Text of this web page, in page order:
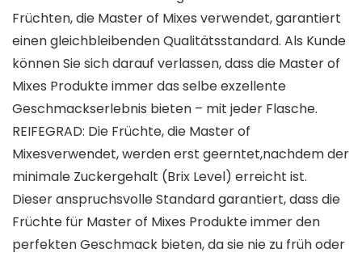
Früchten, die Master of Mixes verwendet, garantiert
einen gleichbleibenden Qualitätsstandard. Als Kunde
können Sie sich darauf verlassen, dass die Master of
Mixes Produkte immer das selbe exzellente
Geschmackserlebnis bieten – mit jeder Flasche.
REIFEGRAD: Die Früchte, die Master of
Mixesverwendet, werden erst geerntet,nachdem der
minimale Zuckergehalt (Brix Level) erreicht ist.
Dieser anspruchsvolle Standard garantiert, dass die
Früchte für Master of Mixes Produkte immer den
perfekten Geschmack bieten, da sie nie zu früh oder